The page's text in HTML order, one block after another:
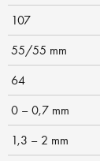
107
55/55 mm
64
0 – 0,7 mm
1,3 – 2 mm